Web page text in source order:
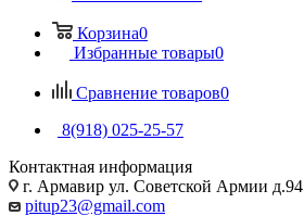
Корзина0
Избранные товары0
Сравнение товаров0
8(918) 025-25-57
Контактная информация
г. Армавир ул. Советской Армии д.94
pitup23@gmail.com